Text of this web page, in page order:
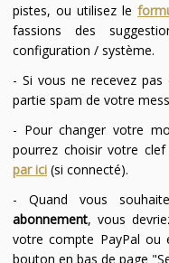
pistes, ou utilisez le
fassions des
configuration / système.
- Si vous ne recevez
partie spam de votre
- Pour changer votre
pourrez choisir votre
par ici(si connecté).
- Quand vous
abonnement, vous
votre compte PayPal ou
bouton en bas de page